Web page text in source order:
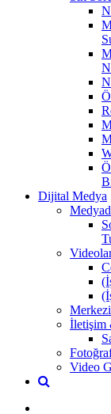
Dijital Medya
İletişim
Video